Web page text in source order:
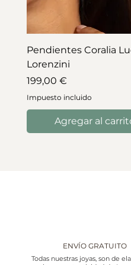
Pendientes Coralia
Lorenzini
Precio
199,00 €
Impuesto incluido
Agregar al
ENVÍO GRATUITO
Todas nuestras joyas, son de